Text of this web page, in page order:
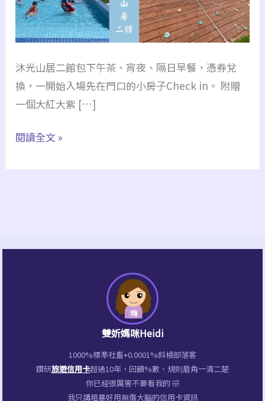
沐光山居二館包下午茶、宵夜、隔日早餐，憑券兌
換，一開始入場先在門口的小房子Check in。 附贈
一個大紅大紫 […]
划
水
道、
攀
岩、
沙
釣
院
閱讀全文 »
雙妡媽咪Heidi
1000%標準社畜+0.0001%斜槓部落客
鑽研旅遊信用卡超過10年，回饋%數、規則眉角一清二楚
你已經很厲害不要看我的 🤣
我只講粗暴好用無傷大腦的信用卡資訊